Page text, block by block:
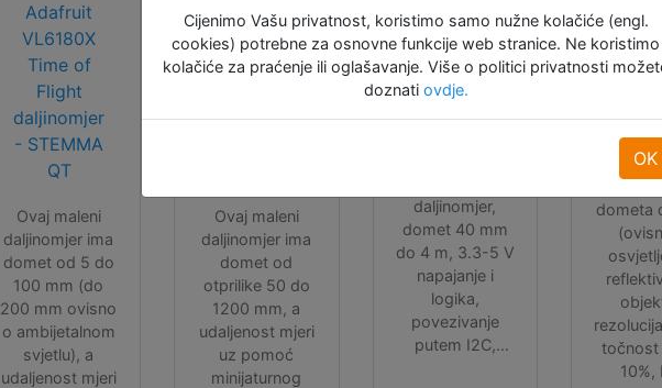
Adafruit
VL6180X
Time of
Flight
daljinomjer
- STEMMA
QT
Ovaj maleni
daljinomjer ima
domet od 5 do
100 mm (do
200 mm ovisno
o ambijetalnom
svjetlu), a
udaljenost mjeri
Adafruit
VL53L0X
Time of
daljinomjer
Ovaj maleni
daljinomjer ima
domet od
otprilike 50 do
1200 mm, a
udaljenost mjeri
uz pomoć
minijaturnog
VL53L1X
Time of
Flight
daljinomjer
daljinomjer,
domet 40 mm
do 4 m, 3.3-5 V
napajanje i
logika,
povezivanje
putem I2C,
GY-
Time
Maleni
dometa
10%,
Cijenimo Vašu privatnost, koristimo samo nužne kolačiće (engl.
cookies) potrebne za osnovne funkcije web stranice. Ne koristimo
kolačiće za praćenje ili oglašavanje. Više o politici privatnosti
doznatiovdje.
OK